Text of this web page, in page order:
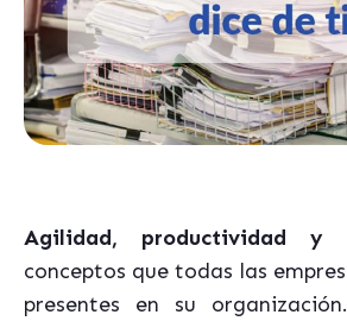
Agilidad, productividad y
conceptos que todas las
presentes en su